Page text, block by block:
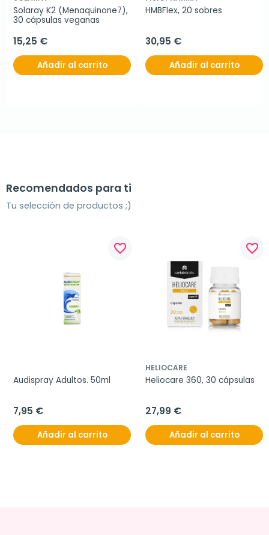
Solaray K2 (Menaquinone7),
30 cápsulas veganas
15,25 €
Añadir al carrito
HMBFlex, 20 sobres
30,95 €
Añadir al carrito
Recomendados para ti
Tu selección de productos ;)
favorite_border
Audispray Adultos. 50ml
7,95 €
Añadir al carrito
favorite_border
HELIOCARE
Heliocare 360, 30 cápsulas
27,99 €
Añadir al carrito